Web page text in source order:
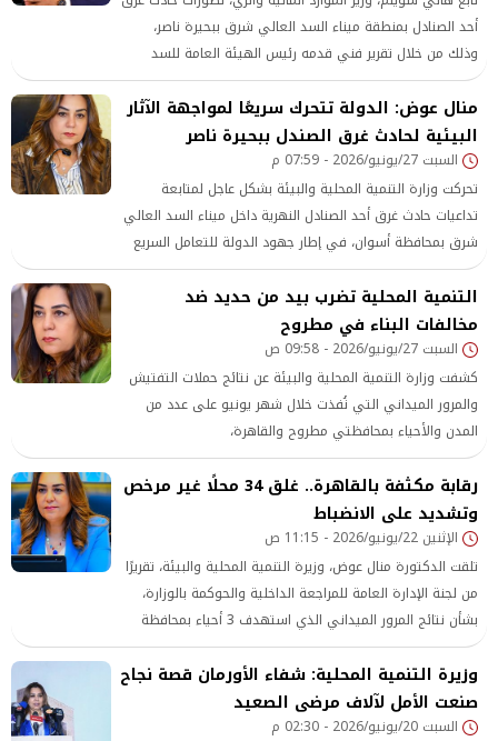
أحد الصنادل بمنطقة ميناء السد العالي شرق ببحيرة ناصر،
وذلك من خلال تقرير فني قدمه رئيس الهيئة العامة للسد
العالي وخزان أسوان،
منال عوض: الدولة تتحرك سريعًا لمواجهة الآثار
البيئية لحادث غرق الصندل ببحيرة ناصر
السبت 27/يونيو/2026 - 07:59 م
تحركت وزارة التنمية المحلية والبيئة بشكل عاجل لمتابعة
تداعيات حادث غرق أحد الصنادل النهرية داخل ميناء السد العالي
شرق بمحافظة أسوان، في إطار جهود الدولة للتعامل السريع
مع الحوادث البيئية
التنمية المحلية تضرب بيد من حديد ضد
مخالفات البناء في مطروح
السبت 27/يونيو/2026 - 09:58 ص
كشفت وزارة التنمية المحلية والبيئة عن نتائج حملات التفتيش
والمرور الميداني التي نُفذت خلال شهر يونيو على عدد من
المدن والأحياء بمحافظتي مطروح والقاهرة،
رقابة مكثفة بالقاهرة.. غلق 34 محلًا غير مرخص
وتشديد على الانضباط
الإثنين 22/يونيو/2026 - 11:15 ص
تلقت الدكتورة منال عوض، وزيرة التنمية المحلية والبيئة، تقريرًا
من لجنة الإدارة العامة للمراجعة الداخلية والحوكمة بالوزارة،
بشأن نتائج المرور الميداني الذي استهدف 3 أحياء بمحافظة
القاهرة
وزيرة التنمية المحلية: شفاء الأورمان قصة نجاح
صنعت الأمل لآلاف مرضى الصعيد
السبت 20/يونيو/2026 - 02:30 م